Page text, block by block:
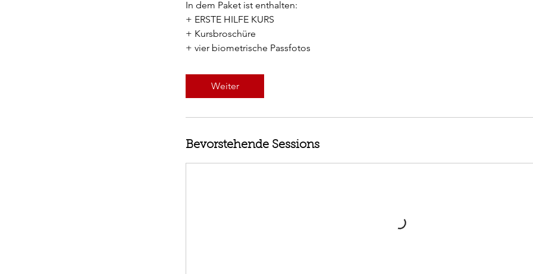
In dem Paket ist enthalten:
+ ERSTE HILFE KURS
+ Kursbroschüre
+ vier biometrische Passfotos
Weiter
Bevorstehende Sessions